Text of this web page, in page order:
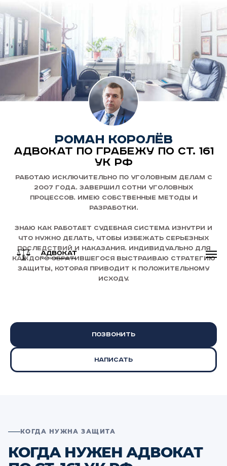
Роман королёв
Адвокат по грабежу по ст. 161
УК РФ
Работаю исключительно по уголовным делам с
2007 года. Завершил сотни уголовных
процессов. Имею собственные методы и
разработки.
Знаю как работает судебная система изнутри и
что нужно делать, чтобы избежать серьезных
последствий и наказания. Индивидуально для
каждого обратившегося выстраиваю стратегию
защиты, которая приводит к положительному
исходу.
Позвонить
Написать
КОГДА НУЖНА ЗАЩИТА
КОГДА НУЖЕН АДВОКАТ